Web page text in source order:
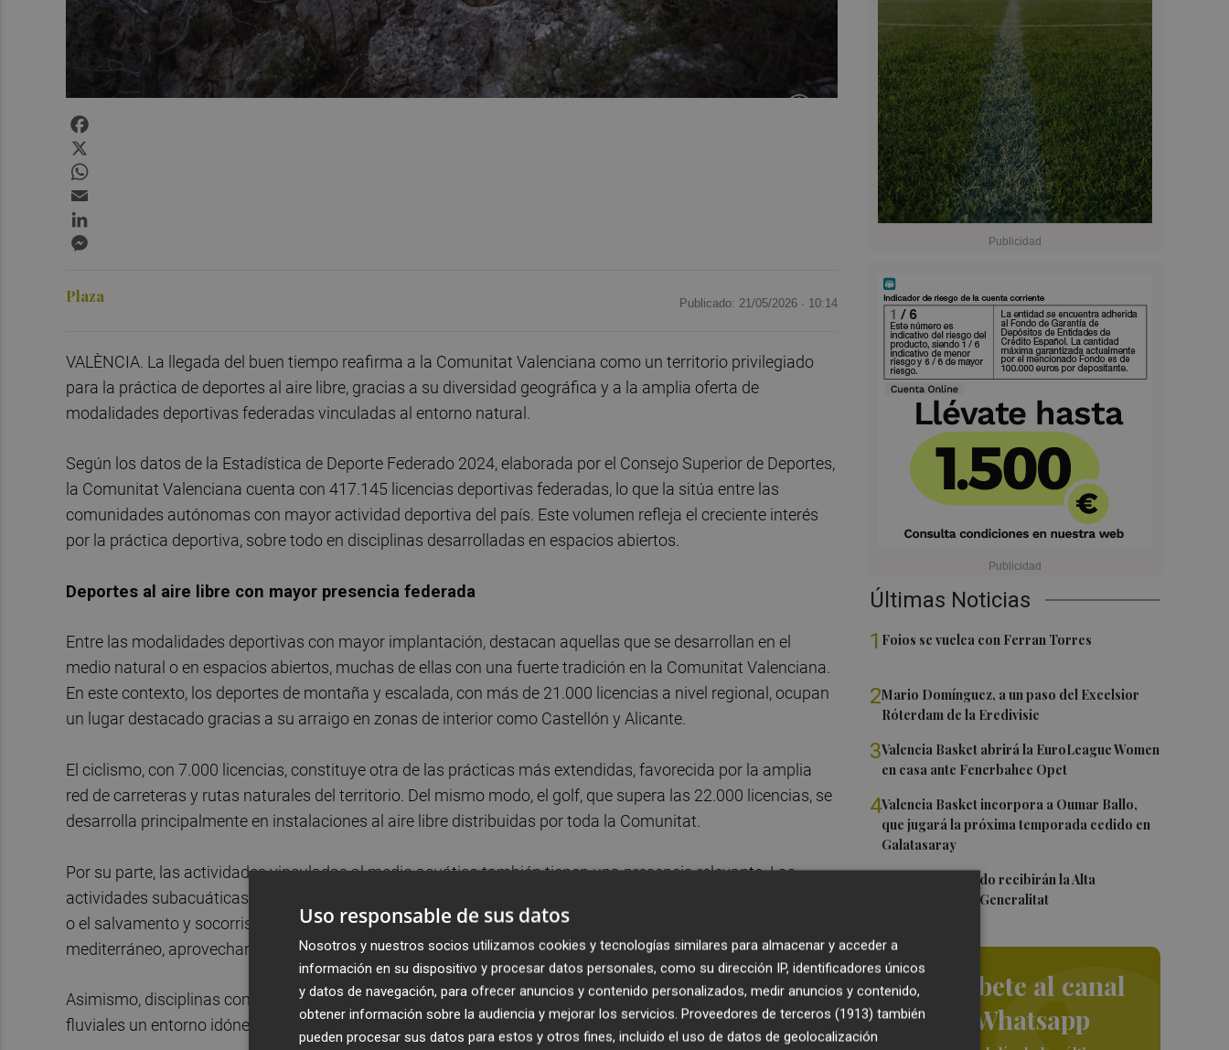
Últimas Noticias
1 Foios se vuelca con Ferran Torres
2Mario Domínguez, a un paso del Excelsior
Róterdam de la Eredivisie
3Valencia Basket abrirá la EuroLeague Women
en casa ante Fenerbahce Opet
4Valencia Basket incorpora a Oumar Ballo,
que jugará la próxima temporada cedido en
Galatasaray
Ferran y Grimaldo recibirán la Alta
Distinción de la Generalitat
Suscríbete al canal
de Whatsapp
Plaza Publicado: 21/05/2026 · 10:14
VALÈNCIA. La llegada del buen tiempo reafirma a la Comunitat Valenciana como un territorio privilegiado
para la práctica de deportes al aire libre, gracias a su diversidad geográfica y a la amplia oferta de
modalidades deportivas federadas vinculadas al entorno natural.
Según los datos de la Estadística de Deporte Federado 2024, elaborada por el Consejo Superior de Deportes,
la Comunitat Valenciana cuenta con 417.145 licencias deportivas federadas, lo que la sitúa entre las
comunidades autónomas con mayor actividad deportiva del país. Este volumen refleja el creciente interés
por la práctica deportiva, sobre todo en disciplinas desarrolladas en espacios abiertos.
Deportes al aire libre con mayor presencia federada
Entre las modalidades deportivas con mayor implantación, destacan aquellas que se desarrollan en el
medio natural o en espacios abiertos, muchas de ellas con una fuerte tradición en la Comunitat Valenciana.
En este contexto, los deportes de montaña y escalada, con más de 21.000 licencias a nivel regional, ocupan
un lugar destacado gracias a su arraigo en zonas de interior como Castellón y Alicante.
El ciclismo, con 7.000 licencias, constituye otra de las prácticas más extendidas, favorecida por la amplia
red de carreteras y rutas naturales del territorio. Del mismo modo, el golf, que supera las 22.000 licencias, se
desarrolla principalmente en instalaciones al aire libre distribuidas por toda la Comunitat.
Por su parte, las actividades vinculadas al medio acuático también tienen una presencia relevante. Las
actividades subacuáticas, con más de 3.400 licencias; la vela, con cerca de 2.800; la pesca (7.836 licencias)
o el salvamento y socorrismo (2.015 personas federadas) están estrechamente ligadas al litoral
mediterráneo, aprovechando las condiciones naturales de la Comunitat Valenciana.
Asimismo, disciplinas como el piragüismo, el remo y el surfing encuentran en el mar y en los espacios
fluviales un entorno idóneo para su desarrollo, contribuyendo a diversificar la oferta deportiva al aire libre.
Uso responsable de sus datos
Nosotros y nuestros socios utilizamos cookies y tecnologías similares para almacenar y acceder a
información en su dispositivo y procesar datos personales, como su dirección IP, identificadores únicos
y datos de navegación, para ofrecer anuncios y contenido personalizados, medir anuncios y contenido,
obtener información sobre la audiencia y mejorar los servicios. Proveedores de terceros (1913) también
pueden procesar sus datos para estos y otros fines, incluido el uso de datos de geolocalización